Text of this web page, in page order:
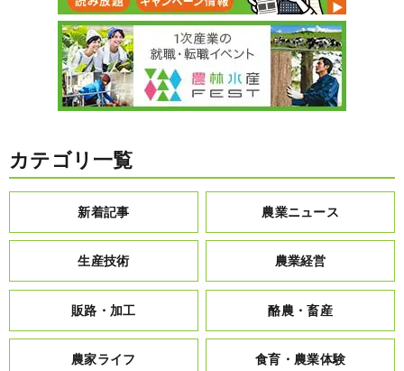
カテゴリ一覧
新着記事 農業ニュース
生産技術 農業経営
販路・加工 酪農・畜産
農家ライフ 食育・農業体験